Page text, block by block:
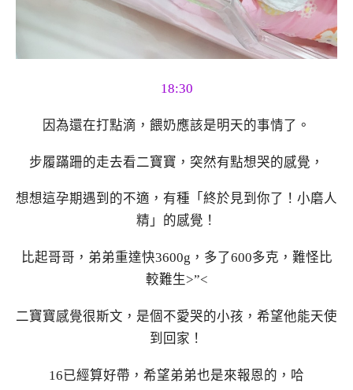
18:30
因為還在打點滴，餵奶應該是明天的事情了。
步履蹣跚的走去看二寶寶，突然有點想哭的感覺，
想想這孕期遇到的不適，有種「終於見到你了！小磨人
精」的感覺！
比起哥哥，弟弟重達快3600g，多了600多克，難怪比
較難生>”<
二寶寶感覺很斯文，是個不愛哭的小孩，希望他能天使
到回家！
16已經算好帶，希望弟弟也是來報恩的，哈